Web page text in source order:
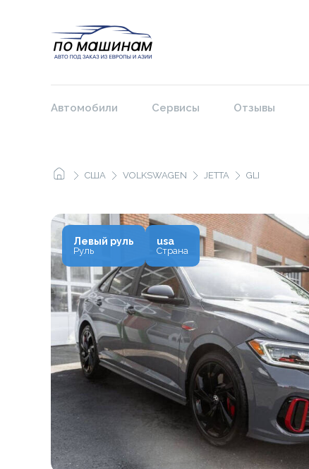
Автомобили Сервисы Отзывы
США VOLKSWAGEN JETTA GLI
Левый руль
Руль
usa
Страна